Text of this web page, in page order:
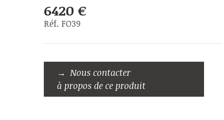
6420 €
Réf. FO39
Nous contacter
à propos de ce produit